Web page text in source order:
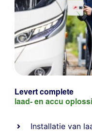
Levert complete
laad- en accu
Installatie van